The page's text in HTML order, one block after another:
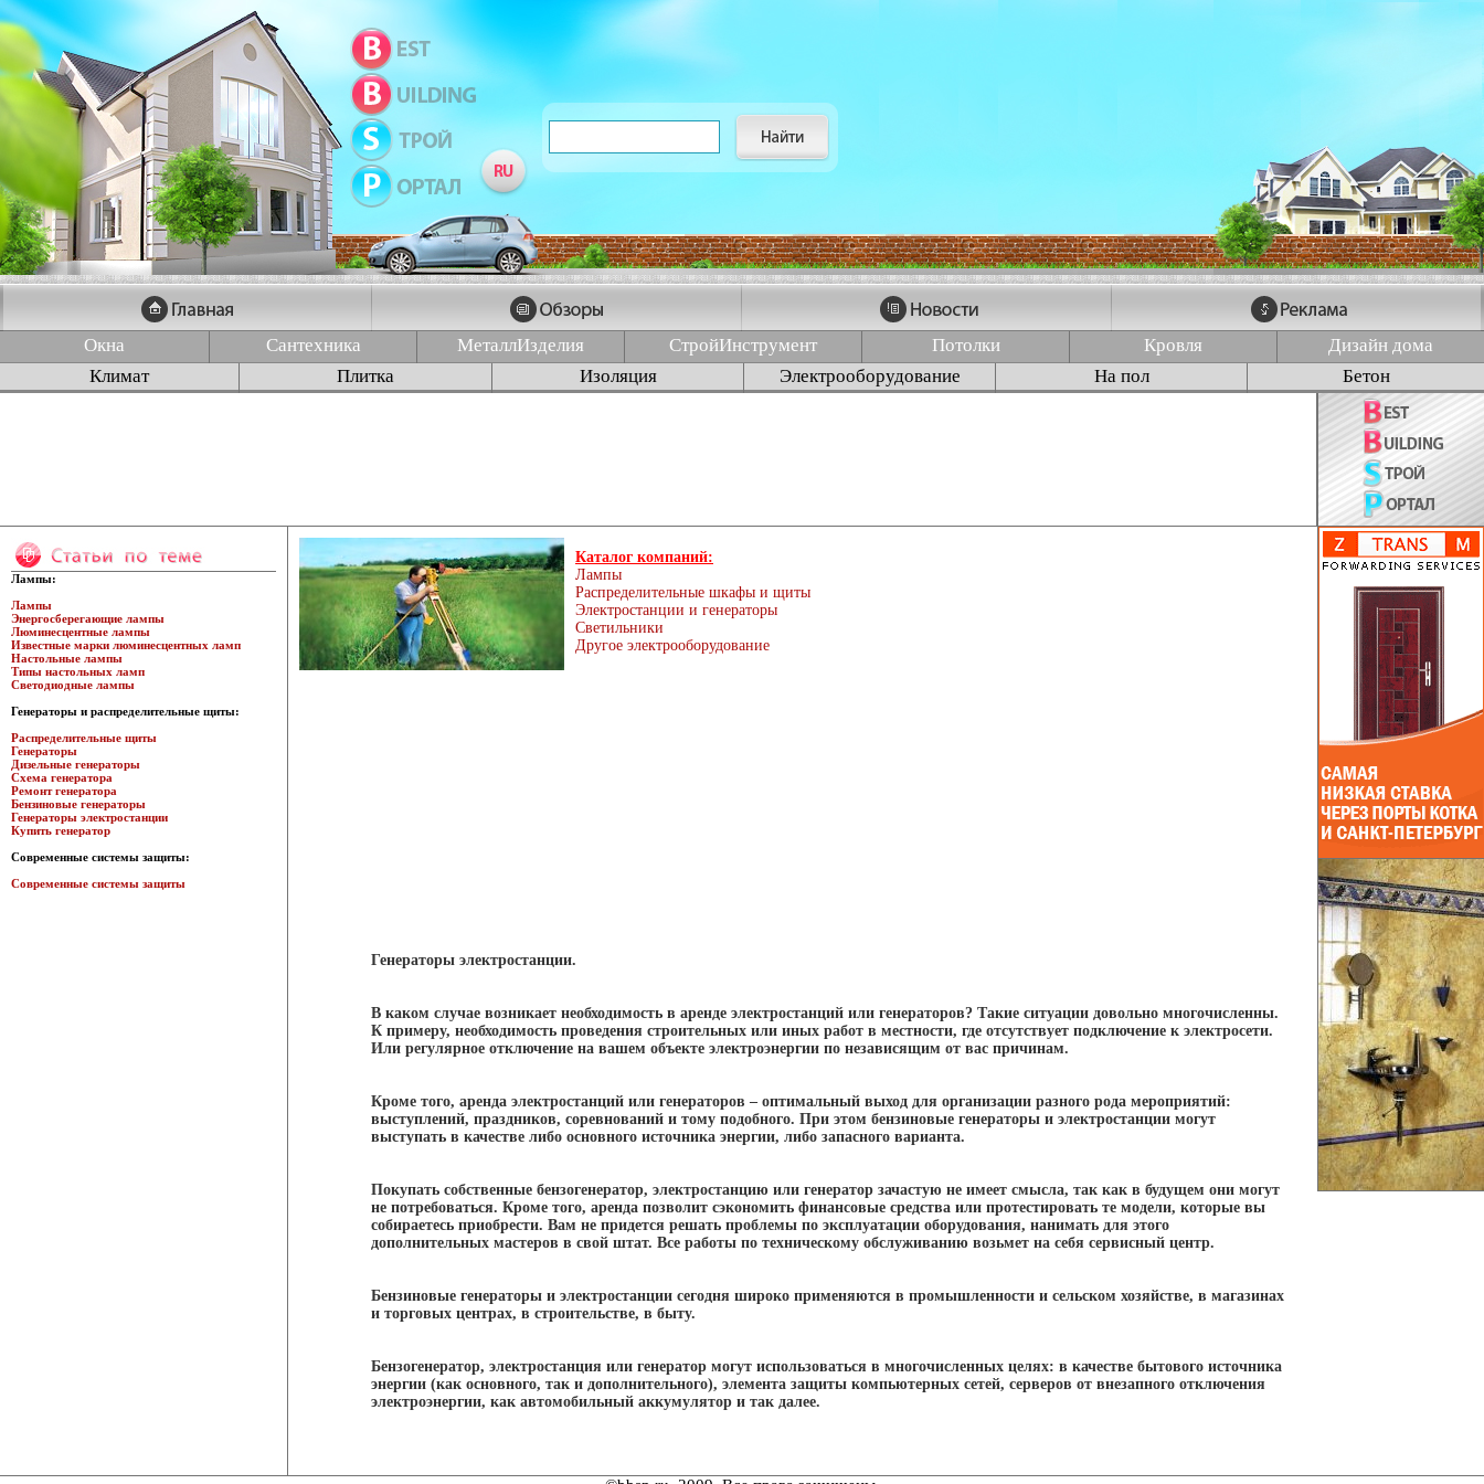
Окна Сантехника МеталлИзделия СтройИнструмент Потолки Кровля
Дизайн дома
Климат
Плитка Изоляция Электрооборудование На пол Бетон
Лампы:
Лампы
Энергосберегающие лампы
Люминесцентные лампы
Известные марки люминесцентных ламп
Настольные лампы
Типы настольных ламп
Светодиодные лампы
Генераторы и распределительные щиты:
Распределительные щиты
Генераторы
Дизельные генераторы
Схема генератора
Ремонт генератора
Бензиновые генераторы
Генераторы электростанции
Купить генератор
Современные системы защиты:
Современные системы защиты
Каталог компаний:
Лампы
Распределительные шкафы и щиты
Электростанции и генераторы
Светильники
Другое электрооборудование
Генераторы электростанции.
В каком случае возникает необходимость в аренде электростанций или генераторов? Такие ситуации довольно многочисленны.
К примеру, необходимость проведения строительных или иных работ в местности, где отсутствует подключение к электросети.
Или регулярное отключение на вашем объекте электроэнергии по независящим от вас причинам.
Кроме того, аренда электростанций или генераторов – оптимальный выход для организации разного рода мероприятий:
выступлений, праздников, соревнований и тому подобного. При этом бензиновые генераторы и электростанции могут
выступать в качестве либо основного источника энергии, либо запасного варианта.
Покупать собственные бензогенератор, электростанцию или генератор зачастую не имеет смысла, так как в будущем они могут
не потребоваться. Кроме того, аренда позволит сэкономить финансовые средства или протестировать те модели, которые вы
собираетесь приобрести. Вам не придется решать проблемы по эксплуатации оборудования, нанимать для этого
дополнительных мастеров в свой штат. Все работы по техническому обслуживанию возьмет на себя сервисный центр.
Бензиновые генераторы и электростанции сегодня широко применяются в промышленности и сельском хозяйстве, в магазинах
и торговых центрах, в строительстве, в быту.
Бензогенератор, электростанция или генератор могут использоваться в многочисленных целях: в качестве бытового источника
энергии (как основного, так и дополнительного), элемента защиты компьютерных сетей, серверов от внезапного отключения
электроэнергии, как автомобильный аккумулятор и так далее.